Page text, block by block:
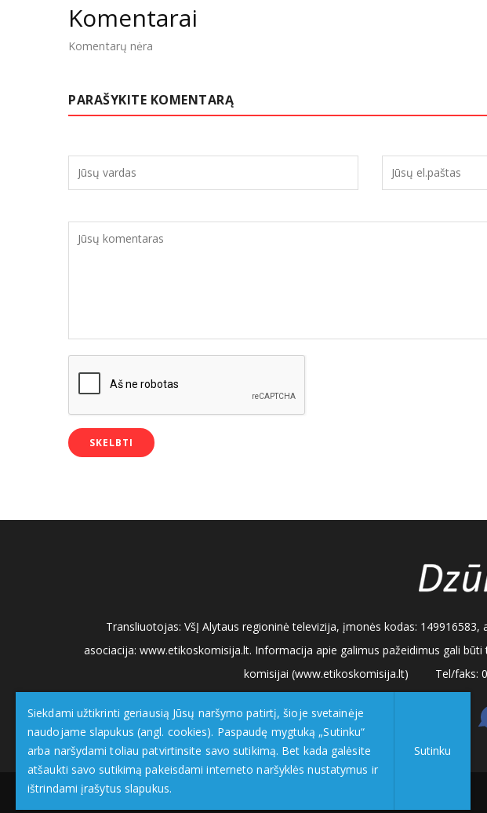
Komentarai
Komentarų nėra
PARAŠYKITE KOMENTARĄ
Transliuotojas: VšĮ Alytaus regioninė televizija, įmonės kodas:
asociacija: www.etikoskomisija.lt. Informacija apie galimus pažeidimus gali
komisijai (www.etikoskomisija.lt)
Tel/faks:
DzukijosTV.lt | © 2026 Visos teisės saugomos |
Siekdami užtikrinti geriausią Jūsų naršymo patirtį, šioje svetainėje
naudojame slapukus (angl. cookies). Paspaudę mygtuką „Sutinku“
arba naršydami toliau patvirtinsite savo sutikimą. Bet kada galėsite
atšaukti savo sutikimą pakeisdami interneto naršyklės nustatymus ir
ištrindami įrašytus slapukus.
Sutinku